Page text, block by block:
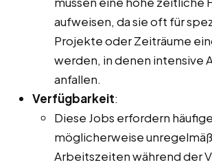
aufweisen, da sie oft für
Projekte oder Zeiträume
werden, in denen intensive
anfallen.
Verfügbarkeit:
Diese Jobs erfordern
möglicherweise
Arbeitszeiten während der